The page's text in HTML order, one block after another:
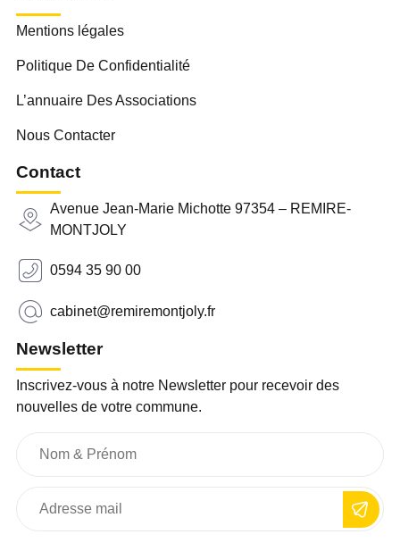
Mentions légales
Politique De Confidentialité
L’annuaire Des Associations
Nous Contacter
Contact
Avenue Jean-Marie Michotte 97354 – REMIRE-
MONTJOLY
0594 35 90 00
cabinet@remiremontjoly.fr
Newsletter
Inscrivez-vous à notre Newsletter pour recevoir des
nouvelles de votre commune.